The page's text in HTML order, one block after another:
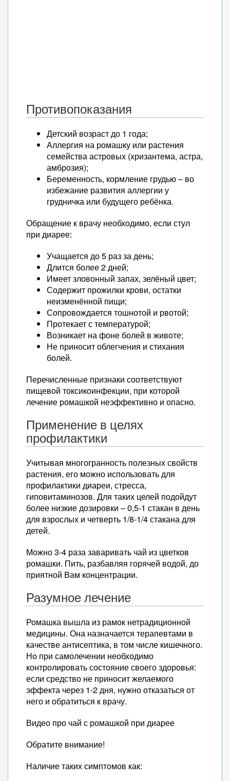
Противопоказания
Детский возраст до 1 года;
Аллергия на ромашку или растения
семейства астровых (хризантема, астра,
амброзия);
Беременность, кормление грудью – во
избежание развития аллергии у
грудничка или будущего ребёнка.
Обращение к врачу необходимо, если стул
при диарее:
Учащается до 5 раз за день;
Длится более 2 дней;
Имеет зловонный запах, зелёный цвет;
Содержит прожилки крови, остатки
неизменённой пищи;
Сопровождается тошнотой и рвотой;
Протекает с температурой;
Возникает на фоне болей в животе;
Не приносит облегчения и стихания
болей.
Перечисленные признаки соответствуют
пищевой токсикоинфекции, при которой
лечение ромашкой неэффективно и опасно.
Применение в целях
профилактики
Учитывая многогранность полезных свойств
растения, его можно использовать для
профилактики диареи, стресса,
гиповитаминозов. Для таких целей подойдут
более низкие дозировки – 0,5-1 стакан в день
для взрослых и четверть 1/8-1/4 стакана для
детей.
Можно 3-4 раза заваривать чай из цветков
ромашки. Пить, разбавляя горячей водой, до
приятной Вам концентрации.
Разумное лечение
Ромашка вышла из рамок нетрадиционной
медицины. Она назначается терапевтами в
качестве антисептика, в том числе кишечного.
Но при самолечении необходимо
контролировать состояние своего здоровья:
если средство не приносит желаемого
эффекта через 1-2 дня, нужно отказаться от
него и обратиться к врачу.
Видео про чай с ромашкой при диарее
Обратите внимание!
Наличие таких симптомов как: